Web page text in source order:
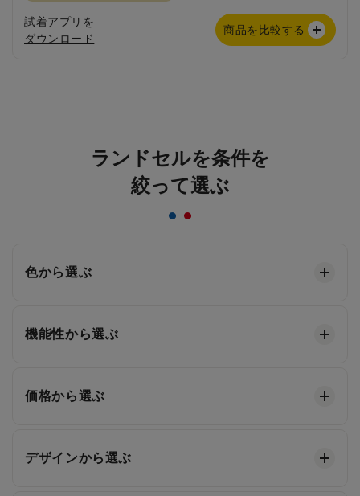
試着アプリを
ダウンロード
商品を比較する
ランドセルを条件を
絞って選ぶ
色から選ぶ
機能性から選ぶ
価格から選ぶ
デザインから選ぶ